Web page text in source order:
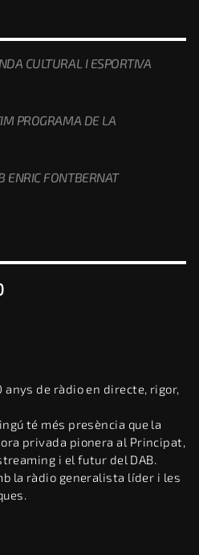
CULTURAL I ESPORTIVA
PROGRAMA DE LA
ENRIC FONTBERNAT
anys de ràdio en directe, rigor,
té més presència que la
privada pionera al Principat,
i el futur del DAB.
la ràdio generalista líder i les